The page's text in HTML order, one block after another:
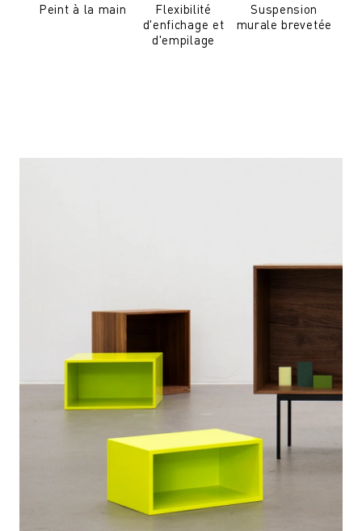
Peint à la main
Flexibilité
d'enfichage et
d'empilage
Suspension
murale brevetée